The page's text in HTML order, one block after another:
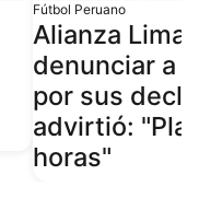
Fútbol Peruano
Alianza Lima
denunciar a
por sus
advirtió:
horas"